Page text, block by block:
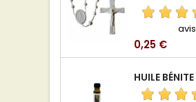
avis
Prix
0,25 €